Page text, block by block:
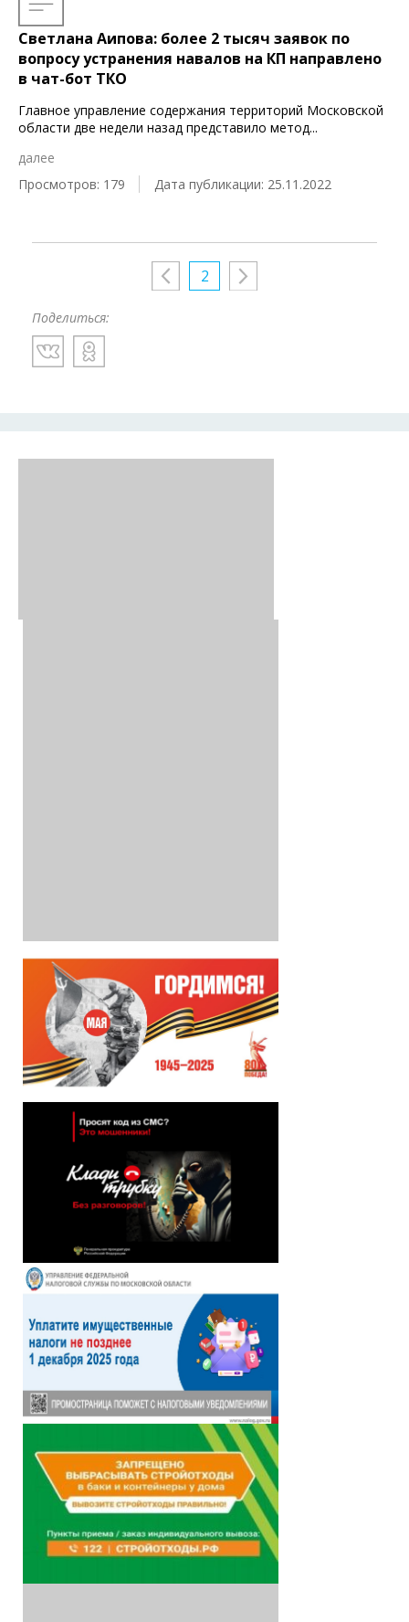
Светлана Аипова: более 2 тысяч заявок по
вопросу устранения навалов на КП направлено
в чат-бот ТКО
Главное управление содержания территорий Московской
области две недели назад представило метод...
далее
Просмотров: 179
Дата публикации: 25.11.2022
2
Поделиться: